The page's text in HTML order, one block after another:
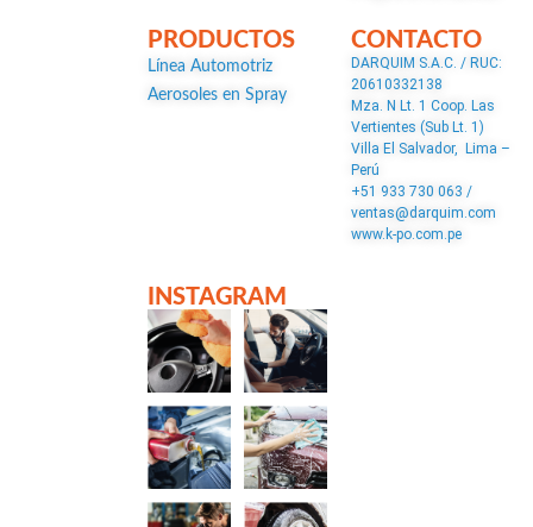
PRODUCTOS
Línea Automotriz
Aerosoles en Spray
CONTACTO
DARQUIM S.A.C. / RUC:
20610332138
Mza. N Lt. 1 Coop. Las
Vertientes (Sub Lt. 1)
Villa El Salvador, Lima –
Perú
+51 933 730 063 /
ventas@darquim.com
www.k-po.com.pe
INSTAGRAM